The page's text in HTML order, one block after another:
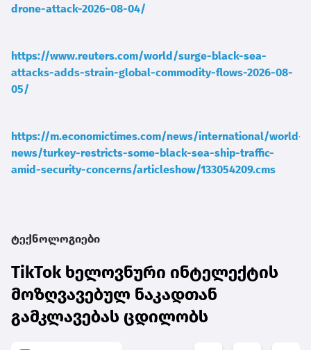
drone-attack-2026-08-04/
https://www.reuters.com/world/surge-black-sea-
attacks-adds-strain-global-commodity-flows-2026-08-
05/
https://m.economictimes.com/news/international/world-
news/turkey-restricts-some-black-sea-ship-traffic-
amid-security-concerns/articleshow/133054209.cms
ტექნოლოგიები
TikTok ხელოვნური ინტელექტის
მოზღვავებულ ნაკადთან
გამკლავებას ცდილობს